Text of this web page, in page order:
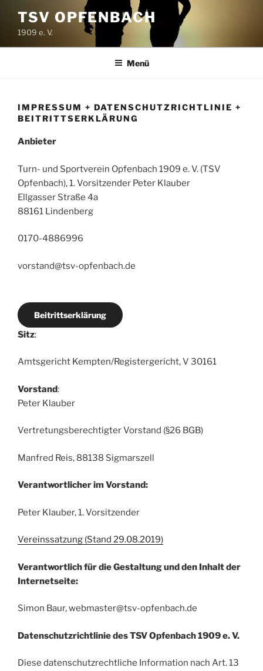
Inhalt
springen
TSV OPFENBACH
1909 e. V.
Menü
IMPRESSUM + DATENSCHUTZRICHTLINIE +
BEITRITTSERKLÄRUNG
Anbieter
Turn- und Sportverein Opfenbach 1909 e. V. (TSV
Opfenbach), 1. Vorsitzender Peter Klauber
Ellgasser Straße 4a
88161 Lindenberg
0170-4886996
vorstand@tsv-opfenbach.de
Beitrittserklärung
Sitz:
Amtsgericht Kempten/Registergericht, V 30161
Vorstand:
Peter Klauber
Vertretungsberechtigter Vorstand (§26 BGB)
Manfred Reis, 88138 Sigmarszell
Verantwortlicher im Vorstand:
Peter Klauber, 1. Vorsitzender
Vereinssatzung (Stand 29.08.2019)
Verantwortlich für die Gestaltung und den Inhalt der
Internetseite:
Simon Baur, webmaster@tsv-opfenbach.de
Datenschutzrichtlinie des TSV Opfenbach 1909 e. V.
Diese datenschutzrechtliche Information nach Art. 13